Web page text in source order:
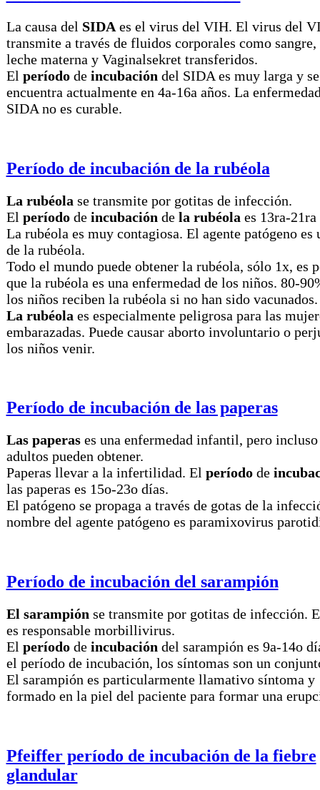
La causa del SIDAes el virus del VIH. El virus del
transmite a través de fluidos corporales como sangre,
leche materna y Vaginalsekret transferidos.
El períodode incubación del SIDA es muy larga y se
encuentra actualmente en 4a-16a años. La
SIDA no es curable.
Período de incubación de la rubéola
La rubéola se transmite por gotitas de infección.
El períodode incubación de la rubéola es 13ra-21ra
La rubéola es muy contagiosa. El agente patógeno es
de la rubéola.
Todo el mundo puede obtener la rubéola, sólo 1x, es
que la rubéola es una enfermedad de los niños. 80-
los niños reciben la rubéola si no han sido vacunados.
La rubéola es especialmente peligrosa para las
embarazadas. Puede causar aborto involuntario o
los niños venir.
Período de incubación de las paperas
Las paperases una enfermedad infantil, pero
adultos pueden obtener.
Paperas llevar a la infertilidad. El períodode
las paperas es 15o-23o días.
El patógeno se propaga a través de gotas de la
nombre del agente patógeno es paramixovirus
Período de incubación del sarampión
El sarampión se transmite por gotitas de infección.
es responsable morbillivirus.
El períodode incubación del sarampión es 9a-14o
el período de incubación, los síntomas son un
El sarampión es particularmente llamativo síntoma y
formado en la piel del paciente para formar una
Pfeiffer período de incubación de la fiebre
glandular